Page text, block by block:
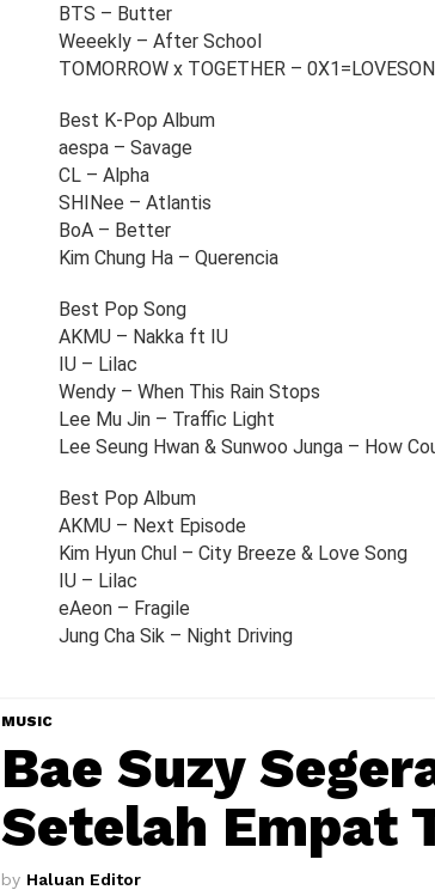
BTS – Butter
Weeekly – After School
TOMORROW x TOGETHER –
Best K-Pop Album
aespa – Savage
CL – Alpha
SHINee – Atlantis
BoA – Better
Kim Chung Ha – Querencia
Best Pop Song
AKMU – Nakka ft IU
IU – Lilac
Wendy – When This Rain Stops
Lee Mu Jin – Traffic Light
Lee Seung Hwan & Sunwoo Junga – How
Best Pop Album
AKMU – Next Episode
Kim Hyun Chul – City Breeze & Love Song
IU – Lilac
eAeon – Fragile
Jung Cha Sik – Night Driving
MUSIC
Bae Suzy
Setelah Empat
by Haluan Editor